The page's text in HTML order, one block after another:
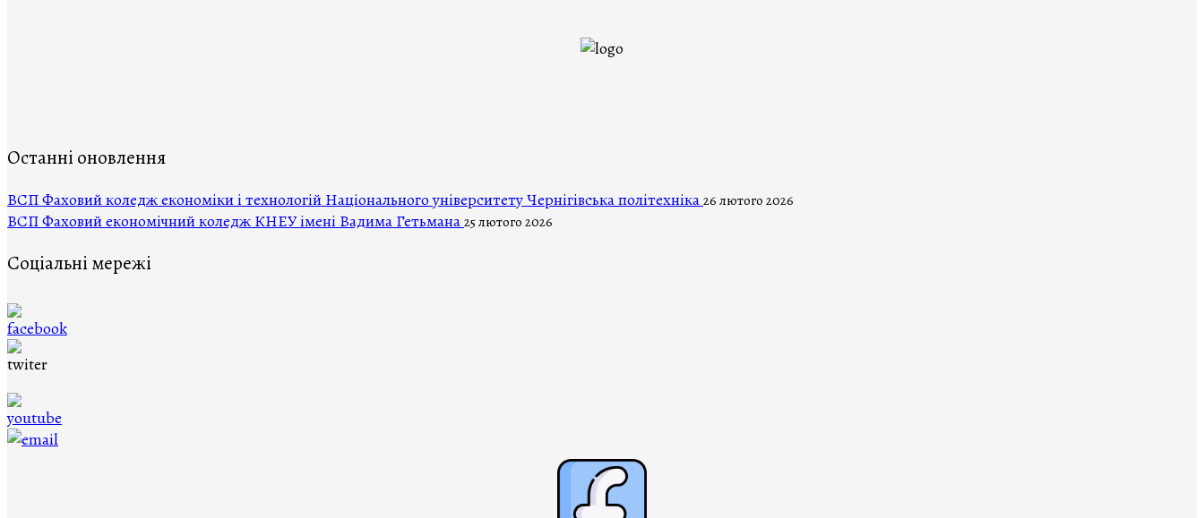
Останні оновлення
ВCП Фаховий коледж економіки і технологій Національного університету Чернігівська політехніка 26 лютого 2026
ВСП Фаховий економічний коледж КНЕУ імені Вадима Гетьмана 25 лютого 2026
Соціальні мережі